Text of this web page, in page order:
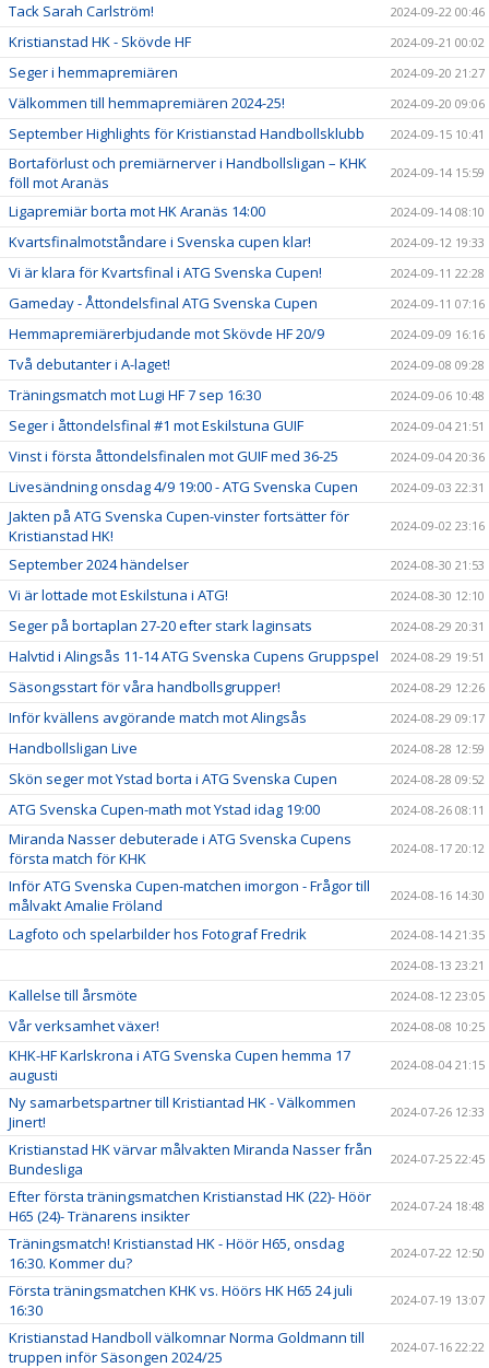
Tack Sarah Carlström! 2024-09-22 00:46
Kristianstad HK - Skövde HF 2024-09-21 00:02
Seger i hemmapremiären 2024-09-20 21:27
Välkommen till hemmapremiären 2024-25! 2024-09-20 09:06
September Highlights för Kristianstad Handbollsklubb 2024-09-15 10:41
Bortaförlust och premiärnerver i Handbollsligan – KHK
föll mot Aranäs
2024-09-14 15:59
Ligapremiär borta mot HK Aranäs 14:00 2024-09-14 08:10
Kvartsfinalmotståndare i Svenska cupen klar! 2024-09-12 19:33
Vi är klara för Kvartsfinal i ATG Svenska Cupen! 2024-09-11 22:28
Gameday - Åttondelsfinal ATG Svenska Cupen 2024-09-11 07:16
Hemmapremiärerbjudande mot Skövde HF 20/9 2024-09-09 16:16
Två debutanter i A-laget! 2024-09-08 09:28
Träningsmatch mot Lugi HF 7 sep 16:30 2024-09-06 10:48
Seger i åttondelsfinal #1 mot Eskilstuna GUIF 2024-09-04 21:51
Vinst i första åttondelsfinalen mot GUIF med 36-25 2024-09-04 20:36
Livesändning onsdag 4/9 19:00 - ATG Svenska Cupen 2024-09-03 22:31
Jakten på ATG Svenska Cupen-vinster fortsätter för
Kristianstad HK!
2024-09-02 23:16
September 2024 händelser 2024-08-30 21:53
Vi är lottade mot Eskilstuna i ATG! 2024-08-30 12:10
Seger på bortaplan 27-20 efter stark laginsats 2024-08-29 20:31
Halvtid i Alingsås 11-14 ATG Svenska Cupens Gruppspel 2024-08-29 19:51
Säsongsstart för våra handbollsgrupper! 2024-08-29 12:26
Inför kvällens avgörande match mot Alingsås 2024-08-29 09:17
Handbollsligan Live 2024-08-28 12:59
Skön seger mot Ystad borta i ATG Svenska Cupen 2024-08-28 09:52
ATG Svenska Cupen-math mot Ystad idag 19:00 2024-08-26 08:11
Miranda Nasser debuterade i ATG Svenska Cupens
första match för KHK
2024-08-17 20:12
Inför ATG Svenska Cupen-matchen imorgon - Frågor till
målvakt Amalie Fröland
2024-08-16 14:30
Lagfoto och spelarbilder hos Fotograf Fredrik
2024-08-14 21:35
2024-08-13 23:21
Kallelse till årsmöte 2024-08-12 23:05
Vår verksamhet växer! 2024-08-08 10:25
KHK-HF Karlskrona i ATG Svenska Cupen hemma 17
augusti
2024-08-04 21:15
Ny samarbetspartner till Kristiantad HK - Välkommen
Jinert!
2024-07-26 12:33
Kristianstad HK värvar målvakten Miranda Nasser från
Bundesliga
2024-07-25 22:45
Efter första träningsmatchen Kristianstad HK (22)- Höör
H65 (24)- Tränarens insikter
2024-07-24 18:48
Träningsmatch! Kristianstad HK - Höör H65, onsdag
16:30. Kommer du?
2024-07-22 12:50
Första träningsmatchen KHK vs. Höörs HK H65 24 juli
16:30
2024-07-19 13:07
Kristianstad Handboll välkomnar Norma Goldmann till
truppen inför Säsongen 2024/25
2024-07-16 22:22